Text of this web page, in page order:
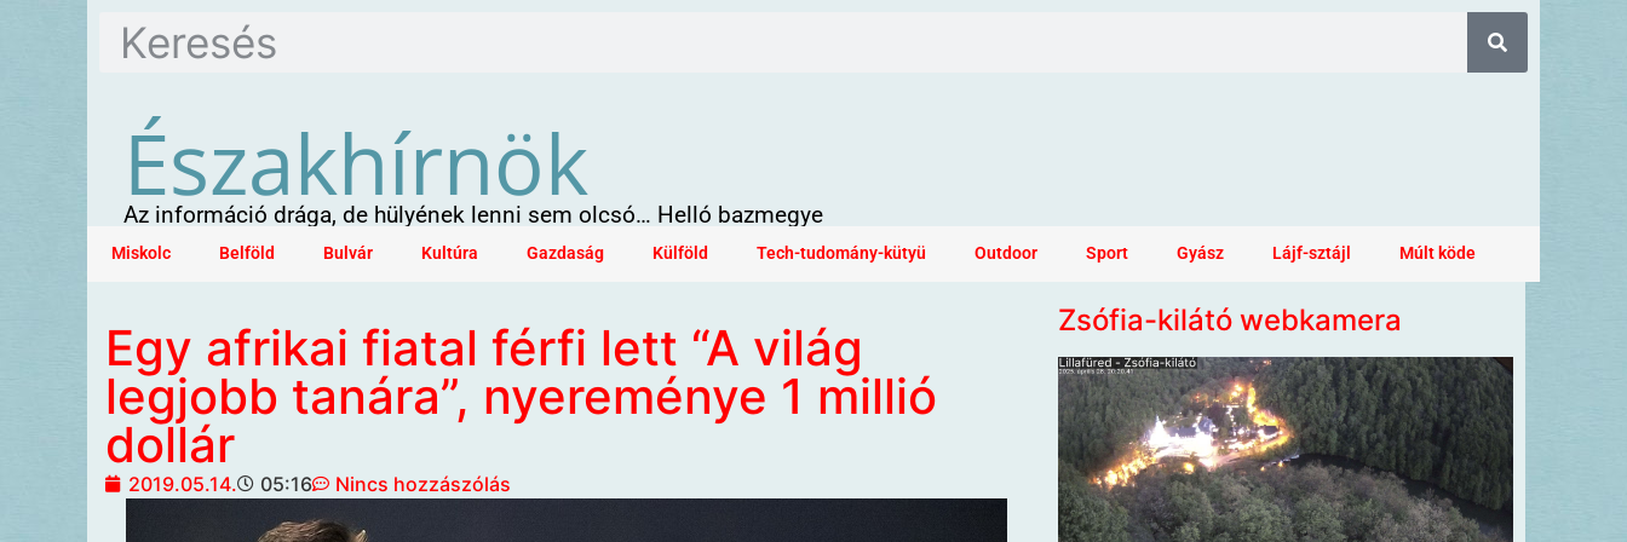
Északhírnök
Az információ drága, de hülyének lenni sem olcsó… Helló bazmegye
Miskolc Belföld Bulvár Kultúra Gazdaság Külföld Tech-tudomány-kütyü Outdoor Sport Gyász Lájf-sztájl Múlt köde
Egy afrikai fiatal férfi lett “A világ
legjobb tanára”, nyereménye 1 millió
dollár
2019.05.14. 05:16 Nincs hozzászólás
Zsófia-kilátó webkamera